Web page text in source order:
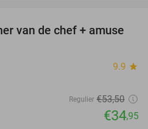
35%
van de chef + amuse
9.9 star
Regulier €53,50
€34,95